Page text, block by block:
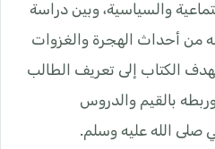
والسياسية، وبين دراسة
من أحداث الهجرة والغزوات
يهدف الكتاب إلى تعريف الطالب
بالقيم والدروس
صلى الله عليه وسلم.